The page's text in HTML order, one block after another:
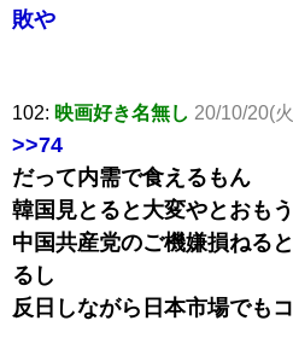
敗や
102: 映画好き名無し 20/10/20(
>>74
だって内需で食えるもん
韓国見とると大変やとおも
中国共産党のご機嫌損ねる
るし
反日しながら日本市場でも